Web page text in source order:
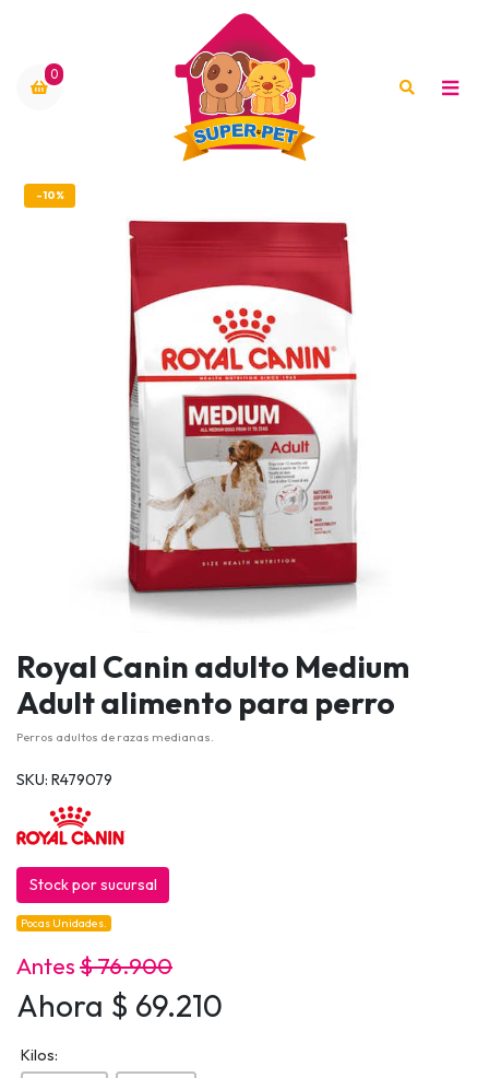
0
-10%
Royal Canin adulto Medium
Adult alimento para perro
Perros adultos de razas medianas.
SKU: R479079
Stock por sucursal
Pocas Unidades.
Antes$ 76.900
Ahora $ 69.210
Kilos: